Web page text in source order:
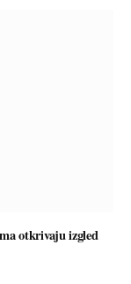
otkrivaju izgled